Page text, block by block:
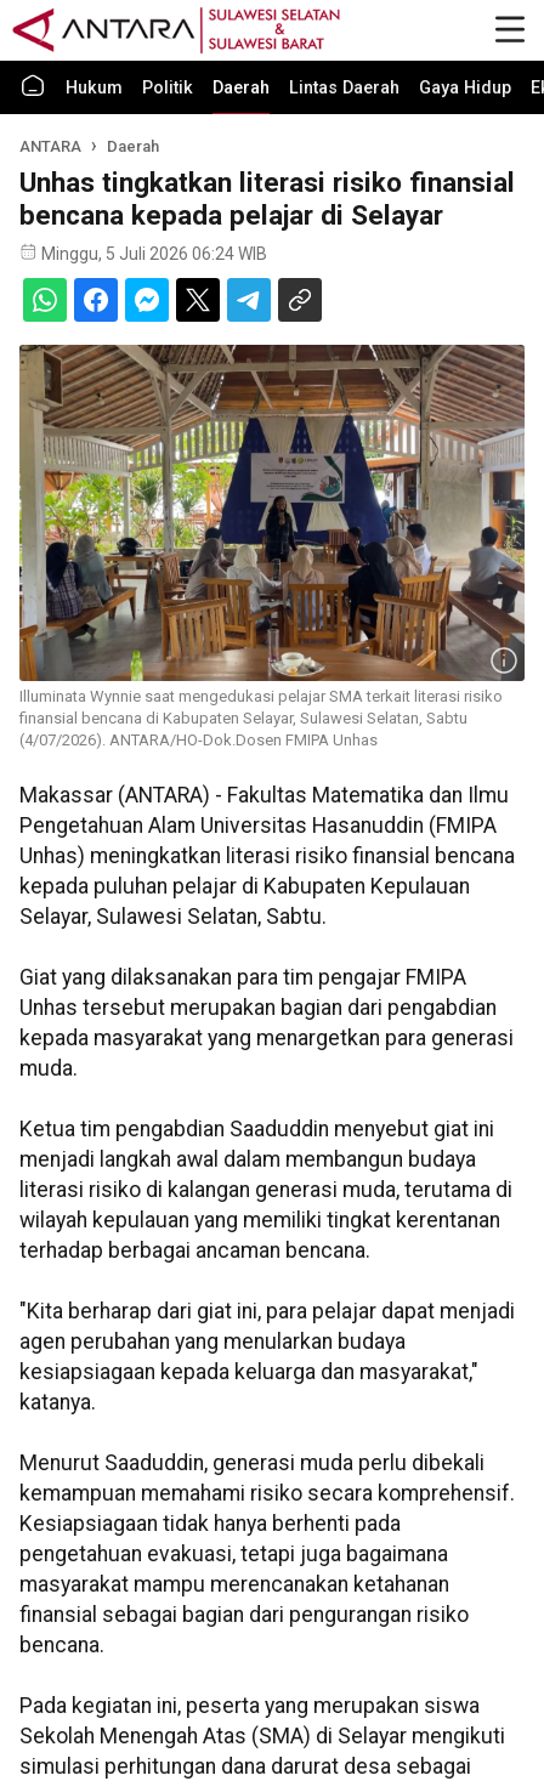
Hukum Politik Daerah Lintas Daerah Gaya Hidup
ANTARA Daerah
Unhas tingkatkan literasi risiko finansial
bencana kepada pelajar di Selayar
Minggu, 5 Juli 2026 06:24 WIB
Illuminata Wynnie saat mengedukasi pelajar SMA terkait literasi risiko
finansial bencana di Kabupaten Selayar, Sulawesi Selatan, Sabtu
(4/07/2026). ANTARA/HO-Dok.Dosen FMIPA Unhas
Makassar (ANTARA) - Fakultas Matematika dan Ilmu
Pengetahuan Alam Universitas Hasanuddin (FMIPA
Unhas) meningkatkan literasi risiko finansial bencana
kepada puluhan pelajar di Kabupaten Kepulauan
Selayar, Sulawesi Selatan, Sabtu.
Giat yang dilaksanakan para tim pengajar FMIPA
Unhas tersebut merupakan bagian dari pengabdian
kepada masyarakat yang menargetkan para generasi
muda.
Ketua tim pengabdian Saaduddin menyebut giat ini
menjadi langkah awal dalam membangun budaya
literasi risiko di kalangan generasi muda, terutama di
wilayah kepulauan yang memiliki tingkat kerentanan
terhadap berbagai ancaman bencana.
"Kita berharap dari giat ini, para pelajar dapat menjadi
agen perubahan yang menularkan budaya
kesiapsiagaan kepada keluarga dan masyarakat,"
katanya.
Menurut Saaduddin, generasi muda perlu dibekali
kemampuan memahami risiko secara komprehensif.
Kesiapsiagaan tidak hanya berhenti pada
pengetahuan evakuasi, tetapi juga bagaimana
masyarakat mampu merencanakan ketahanan
finansial sebagai bagian dari pengurangan risiko
bencana.
Pada kegiatan ini, peserta yang merupakan siswa
Sekolah Menengah Atas (SMA) di Selayar mengikuti
simulasi perhitungan dana darurat desa sebagai